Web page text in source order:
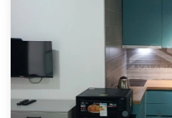
lens lens